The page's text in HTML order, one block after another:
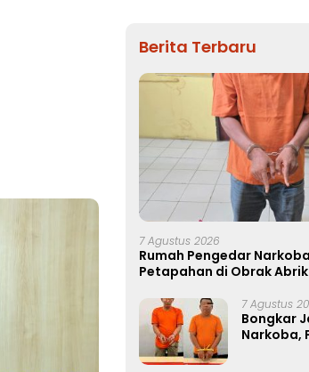
Berita Terbaru
7 Agustus 2026
Rumah Pengedar
Petapahan di Obrak
7 Agustus
Bongkar
Narkoba,